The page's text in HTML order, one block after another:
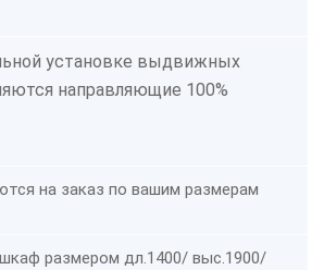
установке выдвижных
направляющие 100%
на заказ по вашим размерам
размером дл.1400/ выс.1900/